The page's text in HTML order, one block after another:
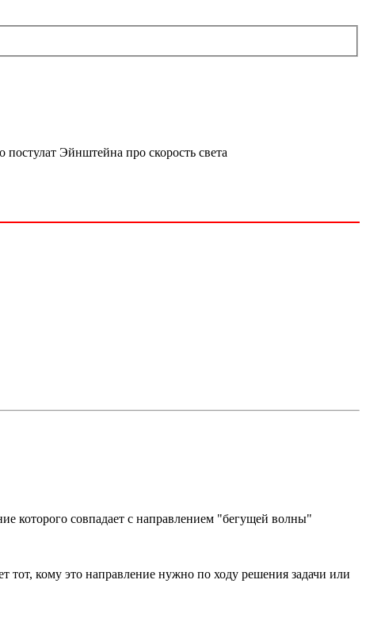
Эйнштейна про скорость света
которого совпадает с направлением "бегущей волны"
тот, кому это направление нужно по ходу решения задачи или